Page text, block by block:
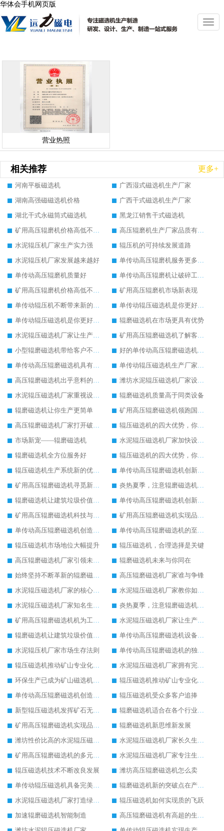
华体会手机网页版
切
换
营业热照
相关推荐 更多+
河南平板磁选机
广西湿式磁选机生产厂家
湖南高强磁磁选机价格
广西干式磁选机生产厂家
湖北干式永磁筒式磁选机
黑龙江销售干式磁选机
矿用高压辊磨机价格高低不同的原因
高压辊磨机生产厂家品质有保证
水泥辊压机厂家生产实力强
辊压机的可持续发展道路
水泥辊压机厂家发展越来越好
单传动高压辊磨机服务更多大众客户
单传动高压辊磨机质量好
单传动高压辊磨机让破碎工作如此简单
矿用高压辊磨机价格高低不同的原因
矿用高压辊磨机市场新表现
单传动辊压机不断带来新的发展活力
单传动辊压磁选机是你更好的选择
单传动辊压磁选机是你更好的选择
辊磨磁选机在市场更具有优势
水泥辊压磁选机厂家让生产更方便
矿用高压辊磨磁选机了解客户的基本需求
小型辊磨磁选机带给客户不一样的体验
好的单传动高压辊磨磁选机设备
单传动高压辊磨磁选机具有较高的稳定性
单传动辊压磁选机生产厂家让客户满意
高压辊磨磁选机出乎意料的好用
潍坊水泥辊压磁选机厂家设备质量领先一步
水泥辊压磁选机厂家重视设备生产
辊磨磁选机质量高于同类设备
辊磨磁选机让你生产更简单
矿用高压辊磨磁选机领跑国内市场
高压辊磨磁选机厂家打开破碎市场新模式
辊压磁选机的四大优势，你了解吗
市场新宠——辊磨磁选机
水泥辊压磁选机厂家加快设备更新换代速度
辊磨磁选机全方位服务好
辊压磁选机的四大优势，你了解吗
辊压磁选机生产系统新的优化改造
单传动高压辊磨磁选机创新造就新发展
矿用高压辊磨磁选机寻觅新的发展途径
炎热夏季，注意辊磨磁选机的润滑油更换
辊磨磁选机让建筑垃圾价值升级
单传动高压辊磨磁选机创新造就新发展
矿用高压辊磨磁选机科技与品质同行
矿用高压辊磨磁选机实现品质革命生产
单传动高压辊磨磁选机创造更高价值
单传动高压辊磨磁选机的至高荣誉
辊压磁选机市场地位大幅提升
辊压磁选机，合理选择是关键
高压辊磨磁选机厂家引领未来发展
辊磨磁选机未来与你同在
始终坚持不断革新的辊磨磁选机
高压辊磨磁选机厂家谁与争锋
水泥辊压磁选机厂家的核心竞争力在于产品质量
水泥辊压磁选机厂家教你如何选择设备
水泥辊压磁选机厂家知名生产型企业
炎热夏季，注意辊磨磁选机的润滑油更换
矿用高压辊磨磁选机机为工业机械增光添彩
水泥辊压磁选机厂家让生产变得简单
辊磨磁选机让建筑垃圾价值升级
单传动高压辊磨磁选机设备特点
水泥辊压机厂家市场生存法则
单传动高压辊磨磁选机的独特之处
辊压磁选机推动矿山专业化发展
水泥辊压磁选机厂家拥有完善服务理念
环保生产已成为矿山磁选机机械的未来发展趋势
辊压磁选机推动矿山专业化发展
单传动高压辊磨磁选机创造更高价值
辊压磁选机受众多客户追捧
新型辊压磁选机发挥矿石无限潜力
辊磨磁选机适合在各个行业生产使用
矿用高压辊磨磁选机实现品质革命生产
辊磨磁选机新思维新发展
潍坊性价比高的水泥辊压磁选机厂家
水泥辊压磁选机厂家长久生存的关键
矿用高压辊磨磁选机的多元化发展道路
水泥辊压磁选机厂家专注生产国际领先设备
辊压磁选机技术不断改良发展
潍坊高压辊磨磁选机怎么卖
单传动辊压磁选机具备完美工作性能
辊磨磁选机新的突破点在产品质量
水泥辊压磁选机厂家打造绿色生产线
辊压磁选机如何实现质的飞跃
加速辊磨磁选机智能制造
高压辊磨磁选机有高超的生产技术